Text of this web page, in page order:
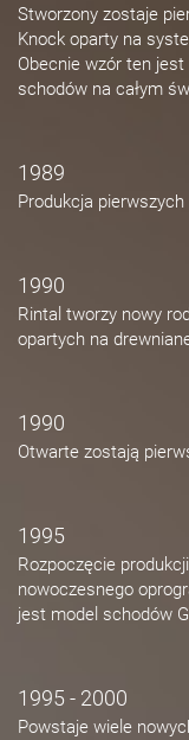
Stworzony zostaje
Knock oparty na
Obecnie wzór ten
schodów na całym
1989
Produkcja
1990
Rintal tworzy nowy
opartych na
1990
Otwarte zostają
1995
Rozpoczęcie
nowoczesnego
jest model schodów
1995 - 2000
Powstaje wiele